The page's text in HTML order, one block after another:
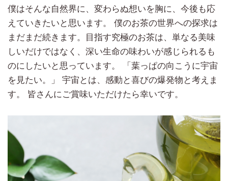
僕はそんな自然界に、変わらぬ想いを胸に、今後も応
えていきたいと思います。 僕のお茶の世界への探求は
まだまだ続きます。目指す究極のお茶は、単なる美味
しいだけではなく、深い生命の味わいが感じられるも
のにしたいと思っています。 「葉っぱの向こうに宇宙
を見たい。」 宇宙とは、感動と喜びの爆発物と考えま
す。 皆さんにご賞味いただけたら幸いです。